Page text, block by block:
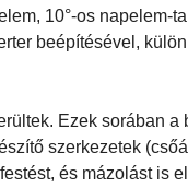
10°-os
beépítésével,
Ezek sorában
szerkezetek
és mázolást is